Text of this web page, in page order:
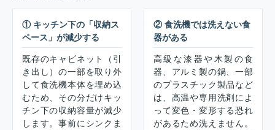
① キッチン下の「収納ス
ペース」が減少する
既存のキャビネット（引
き出し）の一部を取り外
して食洗機本体を埋め込
むため、その分だけキッ
チン下の収納容量が減少
します。事前にシンクま
② 食洗機では洗えない食
器がある
高級な漆器や木製の食
器、アルミ製の鍋、一部
のプラスチック製品など
は、高温や専用洗剤によ
って変色・変形する恐れ
があるため洗えません。